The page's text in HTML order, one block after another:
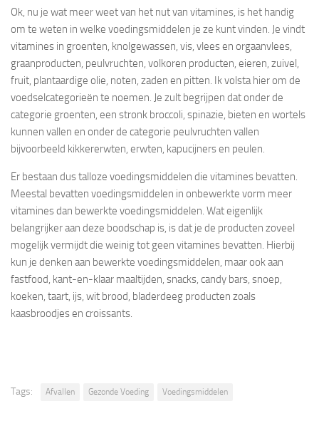
Ok, nu je wat meer weet van het nut van vitamines, is het handig
om te weten in welke voedingsmiddelen je ze kunt vinden. Je vindt
vitamines in groenten, knolgewassen, vis, vlees en orgaanvlees,
graanproducten, peulvruchten, volkoren producten, eieren, zuivel,
fruit, plantaardige olie, noten, zaden en pitten. Ik volsta hier om de
voedselcategorieën te noemen. Je zult begrijpen dat onder de
categorie groenten, een stronk broccoli, spinazie, bieten en wortels
kunnen vallen en onder de categorie peulvruchten vallen
bijvoorbeeld kikkererwten, erwten, kapucijners en peulen.
Er bestaan dus talloze voedingsmiddelen die vitamines bevatten.
Meestal bevatten voedingsmiddelen in onbewerkte vorm meer
vitamines dan bewerkte voedingsmiddelen. Wat eigenlijk
belangrijker aan deze boodschap is, is dat je de producten zoveel
mogelijk vermijdt die weinig tot geen vitamines bevatten. Hierbij
kun je denken aan bewerkte voedingsmiddelen, maar ook aan
fastfood, kant-en-klaar maaltijden, snacks, candy bars, snoep,
koeken, taart, ijs, wit brood, bladerdeeg producten zoals
kaasbroodjes en croissants.
Tags: Afvallen Gezonde Voeding Voedingsmiddelen